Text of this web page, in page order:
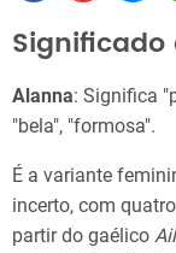
Significado
Alanna: Significa
"bela", "formosa".
É a variante
incerto, com
partir do gaélico